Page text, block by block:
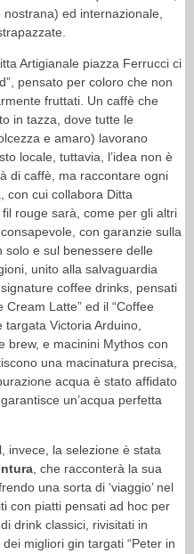
ed internazionale,
Artigianale piazza Ferrucci ci
pensato per coloro che non
fruttati. Un caffè che
in tazza, dove tutte le
e amaro) lavorano
locale, tuttavia, l’idea non è
di caffè, ma raccontare ogni
con cui collabora Ditta
rouge sarà, come per gli altri
con garanzie sulla
solo e sul benessere delle
unito alla salvaguardia
coffee drinks, pensati
Cream Latte” ed il “Coffee
Victoria Arduino,
brew, e macinini Mythos con
una macinatura precisa,
acqua è stato affidato
un’acqua perfetta
invece, la selezione è stata
, che racconterà la sua
una sorta di ‘viaggio’ nel
con piatti pensati ad hoc per
drink classici, rivisitati in
migliori gin targati “Peter in